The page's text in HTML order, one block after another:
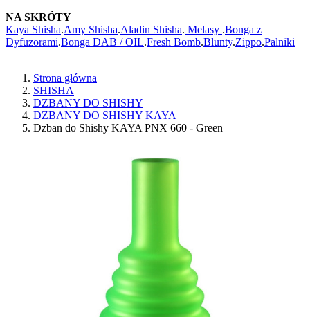
NA SKRÓTY
Kaya Shisha.Amy Shisha.Aladin Shisha. Melasy .Bonga z
Dyfuzorami.Bonga DAB / OIL.Fresh Bomb.Blunty.Zippo.Palniki
Strona główna
SHISHA
DZBANY DO SHISHY
DZBANY DO SHISHY KAYA
Dzban do Shishy KAYA PNX 660 - Green